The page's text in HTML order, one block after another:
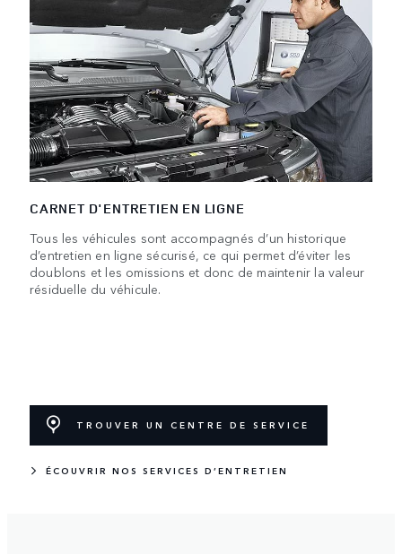
CARNET D'ENTRETIEN EN LIGNE
Tous les véhicules sont accompagnés d’un historique
d’entretien en ligne sécurisé, ce qui permet d’éviter les
doublons et les omissions et donc de maintenir la valeur
résiduelle du véhicule.
TROUVER UN CENTRE DE SERVICE
ÉCOUVRIR NOS SERVICES D’ENTRETIEN